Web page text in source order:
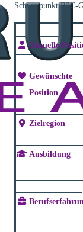
Schwerpunkt B2C-
Aktuelle
Gewünschte
Position
Zielregion
Ausbildung